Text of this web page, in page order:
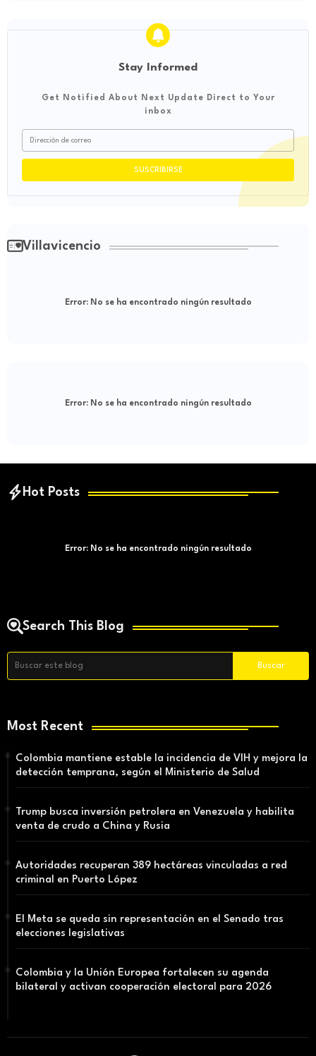
Stay Informed
Get Notified About Next Update Direct to Your
inbox
Villavicencio
Error:No se ha encontrado ningún resultado
Error:No se ha encontrado ningún resultado
Hot Posts
Error:No se ha encontrado ningún resultado
Search This Blog
Most Recent
Colombia mantiene estable la incidencia de VIH y mejora la
detección temprana, según el Ministerio de Salud
Trump busca inversión petrolera en Venezuela y habilita
venta de crudo a China y Rusia
Autoridades recuperan 389 hectáreas vinculadas a red
criminal en Puerto López
El Meta se queda sin representación en el Senado tras
elecciones legislativas
Colombia y la Unión Europea fortalecen su agenda
bilateral y activan cooperación electoral para 2026